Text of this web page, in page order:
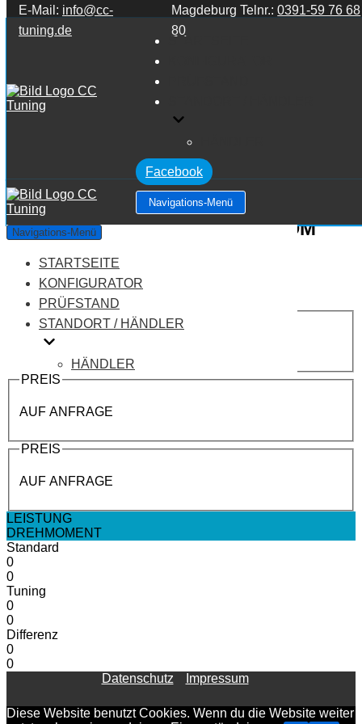
Zum Inhalt springen
E-Mail: info@cc-
tuning.de
Magdeburg Telnr.:0391-59 76 68
80
STARTSEITE
Facebook
Navigations-Menü
Navigations-Menü
STARTSEITE
KONFIGURATOR
PRÜFSTAND
STANDORT / HÄNDLER
HÄNDLER
Alfa Romeo 159 939 159 2.4 JTDM
Leistung:210 PS
Drehmoment: 400 NM
Motortyp:Diesel
PREIS
AUF ANFRAGE
PREIS
AUF ANFRAGE
PREIS
AUF ANFRAGE
LEISTUNG
DREHMOMENT
Standard
0
0
Tuning
0
0
Differenz
0
0
Datenschutz
Impressum
Diese Website benutzt Cookies. Wenn du die Website weiter